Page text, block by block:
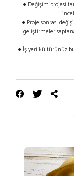
● Değişim projesi
● Proje sonrası
geliştirmeler
● İş yeri kültürünüz